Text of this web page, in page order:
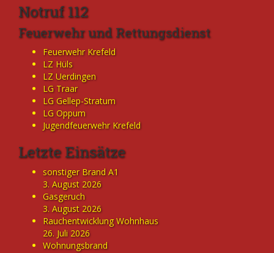
Notruf 112
Feuerwehr und Rettungsdienst
Feuerwehr Krefeld
LZ Hüls
LZ Uerdingen
LG Traar
LG Gellep-Stratum
LG Oppum
Jugendfeuerwehr Krefeld
Letzte Einsätze
sonstiger Brand A1
3. August 2026
Gasgeruch
3. August 2026
Rauchentwicklung Wohnhaus
26. Juli 2026
Wohnungsbrand